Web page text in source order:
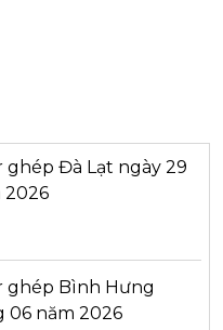
Đà Lạt ngày 29
2026
ghép Bình Hưng
06 năm 2026